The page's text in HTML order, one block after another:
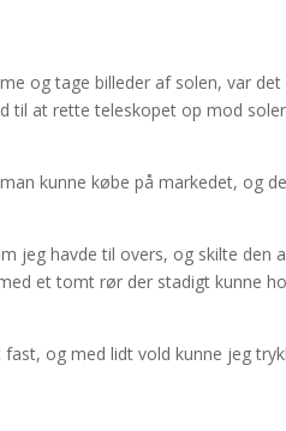
og tage billeder af solen, var
til at rette teleskopet op mod
kunne købe på markedet, og
jeg havde til overs, og skilte den
et tomt rør der stadigt kunne
og med lidt vold kunne jeg